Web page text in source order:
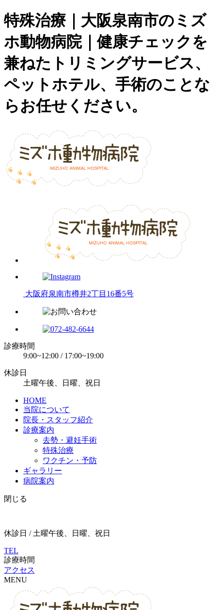
特殊治療｜大阪泉南市のミズ
ホ動物病院｜健康チェックを
兼ねたトリミングサービス、
ペットホテル、手術のことな
らお任せください。
大阪府泉南市樽井2丁目16番5号
診療時間
9:00~12:00 / 17:00~19:00
休診日
土曜午後、日曜、祝日
HOME
当院について
院長・スタッフ紹介
診療案内
去勢・避妊手術
特殊治療
ワクチン・予防
ギャラリー
病院案内
閉じる
休診日 / 土曜午後、日曜、祝日
TEL
診療時間
アクセス
MENU